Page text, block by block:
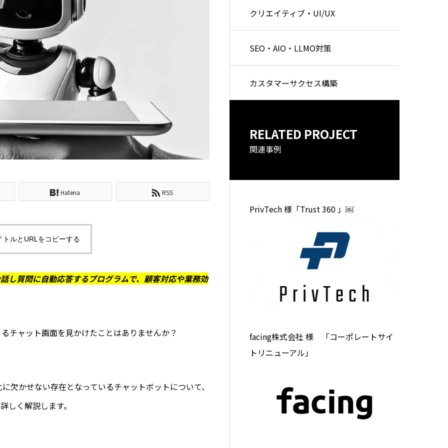
Hatena RSS
トルとURLをコピーする
し質問に自動応答するプログラムで、顧客対応や業務効
チャット画面を見かけたことはありませんか？
欠かせない存在となっているチャットボットについて、
しく解説します。
クリエイティブ・UI/UX
SEO・AIO・LLMO対策
カスタマーサクセス構築
RELATED PROJECT
関連事例
PrivTech 様「Trust 360 」￼
facing株式会社 様 「コーポレートサイ
トリニューアル」